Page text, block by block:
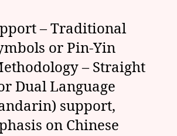
– Traditional
or Pin-Yin
– Straight
Dual Language
support,
on Chinese